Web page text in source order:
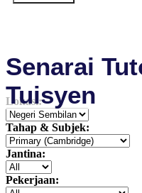
Senarai
Tuisyen
Lokasi:
Tahap & Subjek:
Jantina:
Pekerjaan: